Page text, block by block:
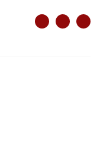
des Ätna
Klima- und
hingegen die